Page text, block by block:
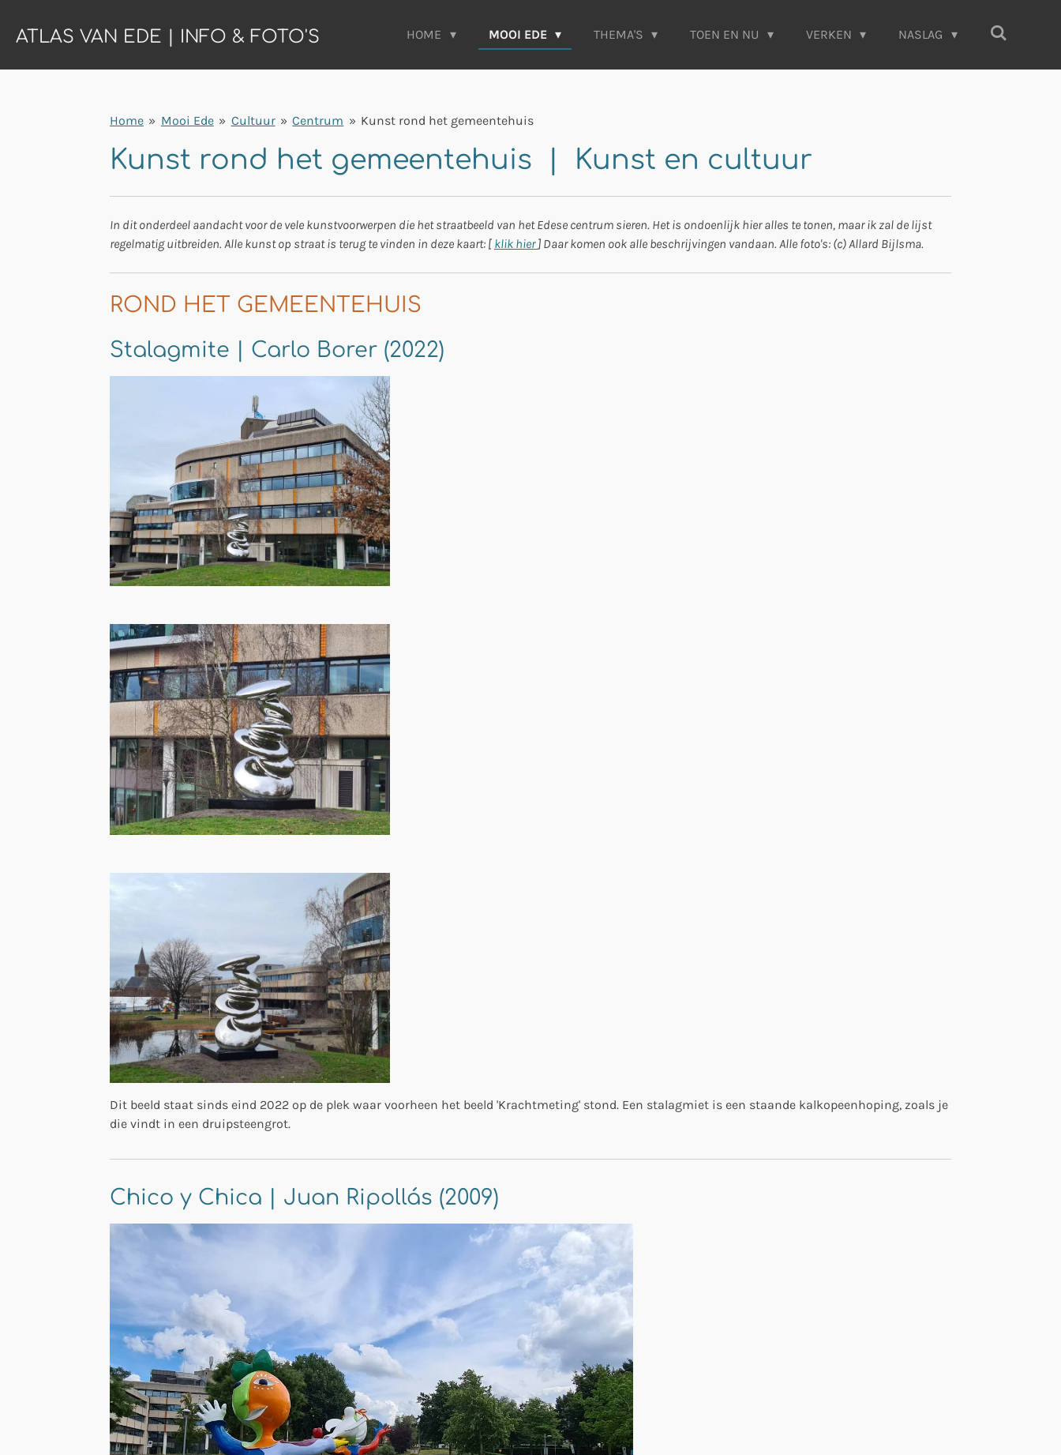
direct
de
ATLAS VAN EDE | INFO & FOTO'S HOME MOOI EDE THEMA'S TOEN EN NU VERKEN NASLAG
Home » Mooi Ede » Cultuur » Centrum » Kunst rond het gemeentehuis
Kunst rond het gemeentehuis | Kunst en cultuur
In dit onderdeel aandacht voor de vele kunstvoorwerpen die het straatbeeld van het Edese centrum sieren. Het is ondoenlijk hier alles te tonen, maar ik zal de lijst
regelmatig uitbreiden. Alle kunst op straat is terug te vinden in deze kaart: [ klik hier] Daar komen ook alle beschrijvingen vandaan. Alle foto's: (c) Allard Bijlsma.
ROND HET GEMEENTEHUIS
Stalagmite | Carlo Borer (2022)
Dit beeld staat sinds eind 2022 op de plek waar voorheen het beeld 'Krachtmeting' stond. Een stalagmiet is een staande kalkopeenhoping, zoals je
die vindt in een druipsteengrot.
Chico y Chica | Juan Ripollás (2009)